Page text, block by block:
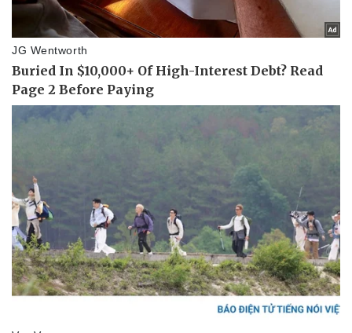
Lịch thi đấu bóng đá
Thế giới thể thao
eSports
Hậu trường
Ô tô - Xe máy
Xe máy
Tư vấn